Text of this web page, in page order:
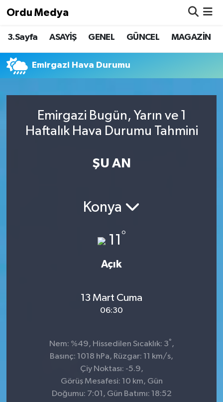
Ordu Medya
3.Sayfa ASAYİŞ GENEL GÜNCEL MAGAZİN
Emirgazi Hava Durumu
Emirgazi Bugün, Yarın ve 1
Haftalık Hava Durumu Tahmini
ŞU AN
Konya
11 °
Açık
13 Mart Cuma
06:30
Nem: %49, Hissedilen Sıcaklık: 3° ,
Basınç: 1018 hPa, Rüzgar: 11 km/s,
Çiy Noktası: -5.9,
Görüş Mesafesi: 10 km, Gün
Doğumu: 7:01, Gün Batımı: 18:52
ASAYİŞ
Basketbol
Borsa
SİYASET
Nöbetçi Eczaneler
Hava Durumu
Trafik Durumu